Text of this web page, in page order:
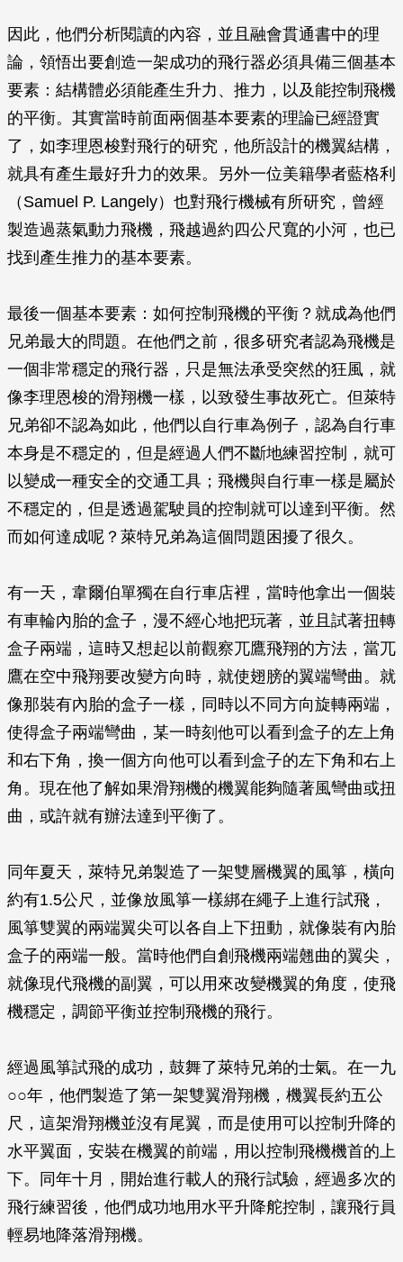
因此，他們分析閱讀的內容，並且融會貫通書中的理
論，領悟出要創造一架成功的飛行器必須具備三個基本
要素：結構體必須能產生升力、推力，以及能控制飛機
的平衡。其實當時前面兩個基本要素的理論已經證實
了，如李理恩梭對飛行的研究，他所設計的機翼結構，
就具有產生最好升力的效果。另外一位美籍學者藍格利
（Samuel P. Langely）也對飛行機械有所研究，曾經
製造過蒸氣動力飛機，飛越過約四公尺寬的小河，也已
找到產生推力的基本要素。
最後一個基本要素：如何控制飛機的平衡？就成為他們
兄弟最大的問題。在他們之前，很多研究者認為飛機是
一個非常穩定的飛行器，只是無法承受突然的狂風，就
像李理恩梭的滑翔機一樣，以致發生事故死亡。但萊特
兄弟卻不認為如此，他們以自行車為例子，認為自行車
本身是不穩定的，但是經過人們不斷地練習控制，就可
以變成一種安全的交通工具；飛機與自行車一樣是屬於
不穩定的，但是透過駕駛員的控制就可以達到平衡。然
而如何達成呢？萊特兄弟為這個問題困擾了很久。
有一天，韋爾伯單獨在自行車店裡，當時他拿出一個裝
有車輪內胎的盒子，漫不經心地把玩著，並且試著扭轉
盒子兩端，這時又想起以前觀察兀鷹飛翔的方法，當兀
鷹在空中飛翔要改變方向時，就使翅膀的翼端彎曲。就
像那裝有內胎的盒子一樣，同時以不同方向旋轉兩端，
使得盒子兩端彎曲，某一時刻他可以看到盒子的左上角
和右下角，換一個方向他可以看到盒子的左下角和右上
角。現在他了解如果滑翔機的機翼能夠隨著風彎曲或扭
曲，或許就有辦法達到平衡了。
同年夏天，萊特兄弟製造了一架雙層機翼的風箏，橫向
約有1.5公尺，並像放風箏一樣綁在繩子上進行試飛，
風箏雙翼的兩端翼尖可以各自上下扭動，就像裝有內胎
盒子的兩端一般。當時他們自創飛機兩端翹曲的翼尖，
就像現代飛機的副翼，可以用來改變機翼的角度，使飛
機穩定，調節平衡並控制飛機的飛行。
經過風箏試飛的成功，鼓舞了萊特兄弟的士氣。在一九
○○年，他們製造了第一架雙翼滑翔機，機翼長約五公
尺，這架滑翔機並沒有尾翼，而是使用可以控制升降的
水平翼面，安裝在機翼的前端，用以控制飛機機首的上
下。同年十月，開始進行載人的飛行試驗，經過多次的
飛行練習後，他們成功地用水平升降舵控制，讓飛行員
輕易地降落滑翔機。